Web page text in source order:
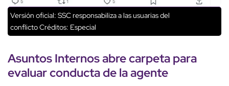
Versión oficial: SSC responsabiliza a las usuarias del
conflictoCréditos: Especial
Asuntos Internosabre carpeta para
evaluarconducta de la agente